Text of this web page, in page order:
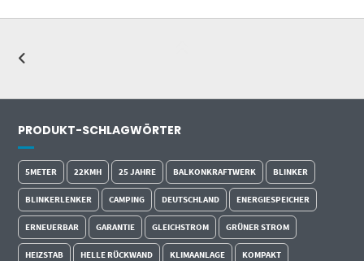
PRODUKT-SCHLAGWÖRTER
5METER 22KMH 25 JAHRE BALKONKRAFTWERK BLINKER
BLINKERLENKER CAMPING DEUTSCHLAND ENERGIESPEICHER
ERNEUERBAR GARANTIE GLEICHSTROM GRÜNER STROM
HEIZSTAB HELLE RÜCKWAND KLIMAANLAGE KOMPAKT